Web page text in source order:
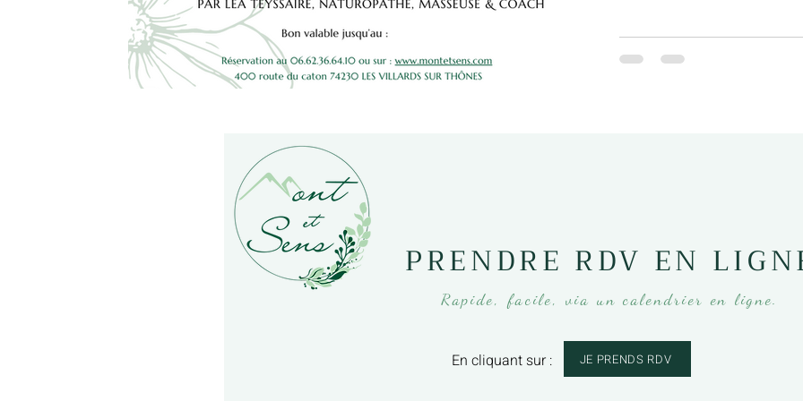
PRENDRE RDV EN
Rapide, facile, via un calendrier en ligne.
En cliquant sur : JE PRENDS RDV